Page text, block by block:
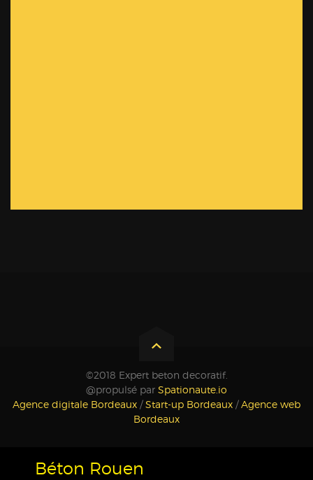
©2018 Expert beton decoratif.
@propulsé par Spationaute.io
Agence digitale Bordeaux /Start-up Bordeaux /Agence web
Bordeaux
Béton Rouen